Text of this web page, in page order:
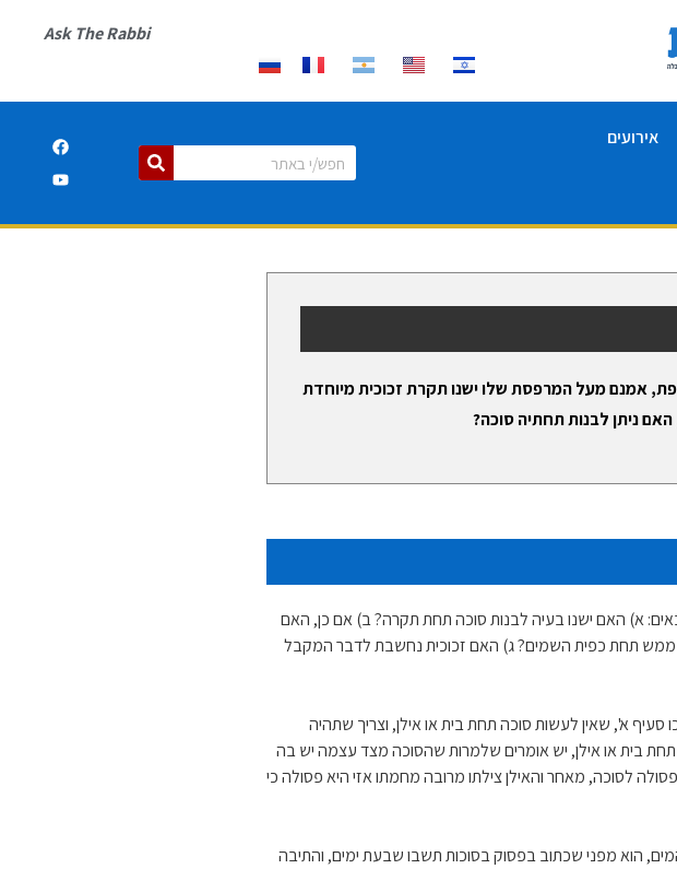
Ask The Rabbi
אירועים
אמנם מעל המרפסת שלו ישנו תקרת זכוכית מיוחדת
ניתן לבנות תחתיה סוכה?
א) האם ישנו בעיה לבנות סוכה תחת תקרה? ב) אם כן, האם
ממש תחת כפית השמים? ג) האם זכוכית נחשבת לדבר המקבל
א', שאין לעשות סוכה תחת בית או אילן, וצריך שתהיה
בית או אילן, יש אומרים שלמרות שהסוכה מצד עצמה יש בה
לסוכה, מאחר והאילן צילתו מרובה מחמתו אזי היא פסולה כי
הוא מפני שכתוב בפסוק בסוכות תשבו שבעת ימים, והתיבה